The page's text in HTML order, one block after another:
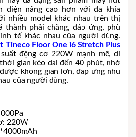
diện nâng cao hơn với đa khía
nhiều model khác nhau trên thị
thành phải chăng, đáp ứng, phù
tế khác nhau của người dùng.
Tineco Floor One i6 Stretch Plus
động cơ 220W mạnh mẽ, di
gian kéo dài đến 40 phút, nhờ
không gian lớn, đáp ứng nhu
của người dùng.
220W